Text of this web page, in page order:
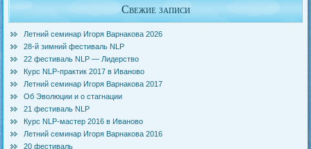
Свежие записи
Летний семинар Игоря Варнакова 2026
28-й зимний фестиваль NLP
22 фестиваль NLP — Лидерство
Курс NLP-практик 2017 в Иваново
Летний семинар Игоря Варнакова 2017
Об Эволюции и о стагнации
21 фестиваль NLP
Курс NLP-мастер 2016 в Иваново
Летний семинар Игоря Варнакова 2016
20 фестиваль